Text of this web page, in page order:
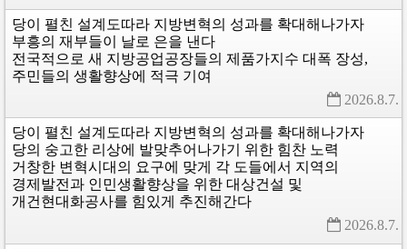
당이 펼친 설계도따라 지방변혁의 성과를 확대해나가자
부흥의 재부들이 날로 은을 낸다
전국적으로 새 지방공업공장들의 제품가지수 대폭 장성,
주민들의 생활향상에 적극 기여
2026.8.7.
당이 펼친 설계도따라 지방변혁의 성과를 확대해나가자
당의 숭고한 리상에 발맞추어나가기 위한 힘찬 노력
거창한 변혁시대의 요구에 맞게 각 도들에서 지역의
경제발전과 인민생활향상을 위한 대상건설 및
개건현대화공사를 힘있게 추진해간다
2026.8.7.